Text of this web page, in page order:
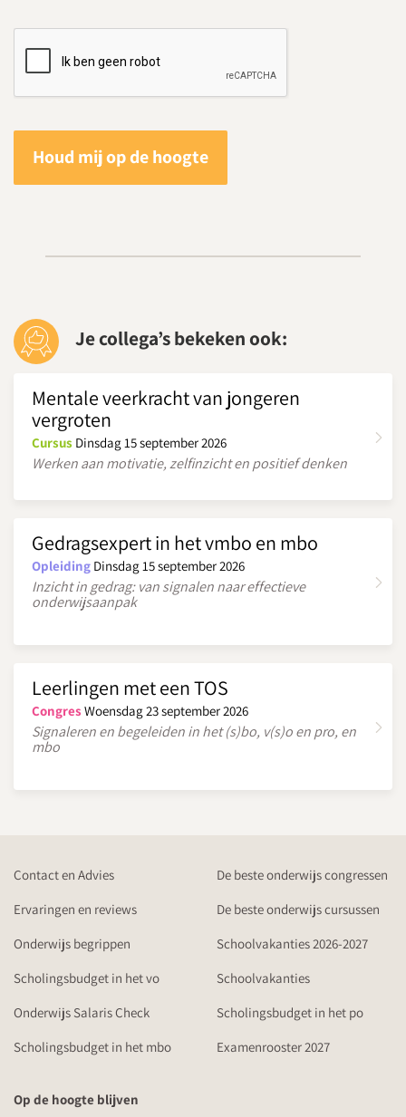
Houd mij op de hoogte
Je collega’s bekeken ook:
Mentale veerkracht van jongeren
vergroten
Cursus Dinsdag 15 september 2026
Werken aan motivatie, zelfinzicht en positief denken
Gedragsexpert in het vmbo en mbo
Opleiding Dinsdag 15 september 2026
Inzicht in gedrag: van signalen naar effectieve
onderwijsaanpak
Leerlingen met een TOS
Congres Woensdag 23 september 2026
Signaleren en begeleiden in het (s)bo, v(s)o en pro, en
mbo
Contact en Advies
De beste onderwijs congressen
Ervaringen en reviews
De beste onderwijs cursussen
Onderwijs begrippen
Schoolvakanties 2026-2027
Scholingsbudget in het vo
Schoolvakanties
Onderwijs Salaris Check
Scholingsbudget in het po
Scholingsbudget in het mbo
Examenrooster 2027
Op de hoogte blijven